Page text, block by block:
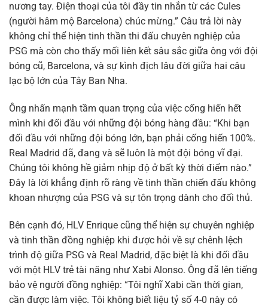
nương tay. Điện thoại của tôi đầy tin nhắn từ các Cules
(người hâm mộ Barcelona) chúc mừng.” Câu trả lời này
không chỉ thể hiện tinh thần thi đấu chuyên nghiệp của
PSG mà còn cho thấy mối liên kết sâu sắc giữa ông với đội
bóng cũ, Barcelona, và sự kình địch lâu đời giữa hai câu
lạc bộ lớn của Tây Ban Nha.
Ông nhấn mạnh tầm quan trọng của việc cống hiến hết
mình khi đối đầu với những đội bóng hàng đầu: “Khi bạn
đối đầu với những đội bóng lớn, bạn phải cống hiến 100%.
Real Madrid đã, đang và sẽ luôn là một đội bóng vĩ đại.
Chúng tôi không hề giảm nhịp độ ở bất kỳ thời điểm nào.”
Đây là lời khẳng định rõ ràng về tinh thần chiến đấu không
khoan nhượng của PSG và sự tôn trọng dành cho đối thủ.
Bên cạnh đó, HLV Enrique cũng thể hiện sự chuyên nghiệp
và tinh thần đồng nghiệp khi được hỏi về sự chênh lệch
trình độ giữa PSG và Real Madrid, đặc biệt là khi đối đầu
với một HLV trẻ tài năng như Xabi Alonso. Ông đã lên tiếng
bảo vệ người đồng nghiệp: “Tôi nghĩ Xabi cần thời gian,
cần được làm việc. Tôi không biết liệu tỷ số 4-0 này có